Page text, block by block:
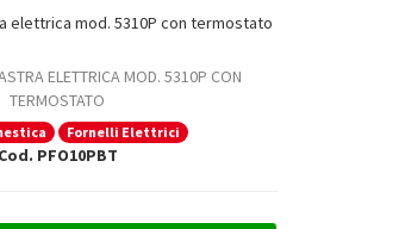
ELETTRICA MOD. 5310P CON
TERMOSTATO
Fornelli Elettrici
Cod. PFO10PBT